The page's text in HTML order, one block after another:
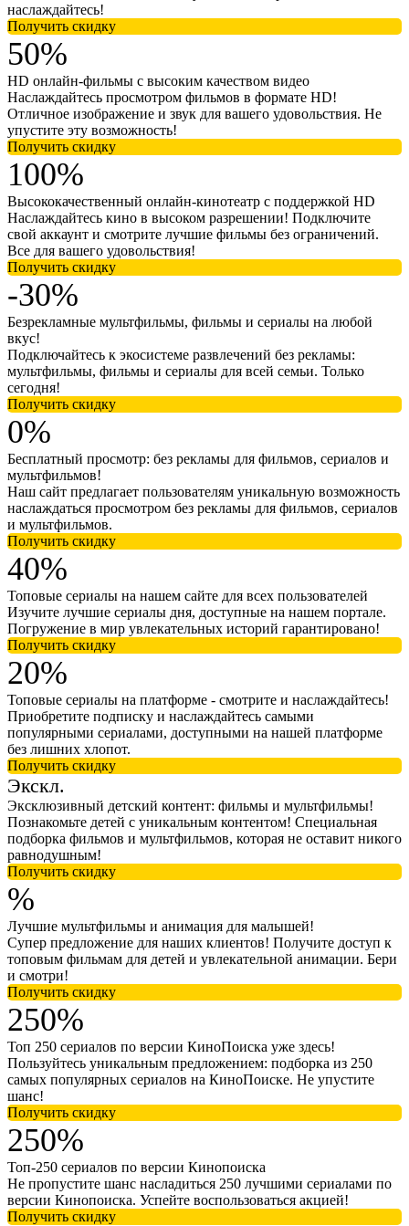
наслаждайтесь!
Получить скидку
50%
HD онлайн-фильмы с высоким качеством видео
Наслаждайтесь просмотром фильмов в формате HD!
Отличное изображение и звук для вашего удовольствия. Не
упустите эту возможность!
Получить скидку
100%
Высококачественный онлайн-кинотеатр с поддержкой HD
Наслаждайтесь кино в высоком разрешении! Подключите
свой аккаунт и смотрите лучшие фильмы без ограничений.
Все для вашего удовольствия!
Получить скидку
-30%
Безрекламные мультфильмы, фильмы и сериалы на любой
вкус!
Подключайтесь к экосистеме развлечений без рекламы:
мультфильмы, фильмы и сериалы для всей семьи. Только
сегодня!
Получить скидку
0%
Бесплатный просмотр: без рекламы для фильмов, сериалов и
мультфильмов!
Наш сайт предлагает пользователям уникальную возможность
наслаждаться просмотром без рекламы для фильмов, сериалов
и мультфильмов.
Получить скидку
40%
Топовые сериалы на нашем сайте для всех пользователей
Изучите лучшие сериалы дня, доступные на нашем портале.
Погружение в мир увлекательных историй гарантировано!
Получить скидку
20%
Топовые сериалы на платформе - смотрите и наслаждайтесь!
Приобретите подписку и наслаждайтесь самыми
популярными сериалами, доступными на нашей платформе
без лишних хлопот.
Получить скидку
Экскл.
Эксклюзивный детский контент: фильмы и мультфильмы!
Познакомьте детей с уникальным контентом! Специальная
подборка фильмов и мультфильмов, которая не оставит никого
равнодушным!
Получить скидку
%
Лучшие мультфильмы и анимация для малышей!
Супер предложение для наших клиентов! Получите доступ к
топовым фильмам для детей и увлекательной анимации. Бери
и смотри!
Получить скидку
250%
Топ 250 сериалов по версии КиноПоиска уже здесь!
Пользуйтесь уникальным предложением: подборка из 250
самых популярных сериалов на КиноПоиске. Не упустите
шанс!
Получить скидку
250%
Топ-250 сериалов по версии Кинопоиска
Не пропустите шанс насладиться 250 лучшими сериалами по
версии Кинопоиска. Успейте воспользоваться акцией!
Получить скидку